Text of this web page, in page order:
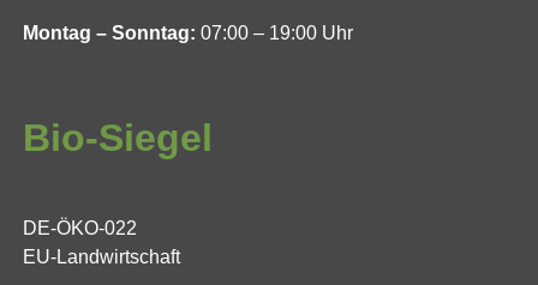
Montag – Sonntag: 07:00 – 19:00 Uhr
Bio-Siegel
DE-ÖKO-022
EU-Landwirtschaft